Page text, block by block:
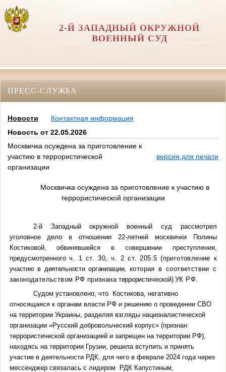
2-Й ЗАПАДНЫЙ ОКРУЖНОЙ
ВОЕННЫЙ СУД
ПРЕСС-СЛУЖБА
Новости
Контактная информация
Новость от 22.05.2026
Москвичка осуждена за приготовление к
участию в террористической
организации
версия для печати
Москвичка осуждена за приготовление к участию в
террористической организации
2-й Западный окружной военный суд рассмотрел
уголовное дело в отношении 22-летней москвички Полины
Костиковой, обвинявшейся в совершении преступления,
предусмотренногоч. 1 ст. 30, ч. 2 ст. 205.5 (приготовление к
участию в деятельности организации, которая в соответствии с
законодательством РФ признана террористической)УК РФ.
Судом установлено, что Костикова, негативно
относящаяся к органам власти РФ и решению о проведении СВО
на территории Украины, разделяя взгляды националистической
организации «Русский добровольческий корпус» (признан
террористической организацией и запрещен на территории РФ),
находясь на территории Грузии, решила вступить и принять
участие в деятельности РДК, для чего в феврале 2024 года через
мессенджер связалась с лидером РДК Капустиным,